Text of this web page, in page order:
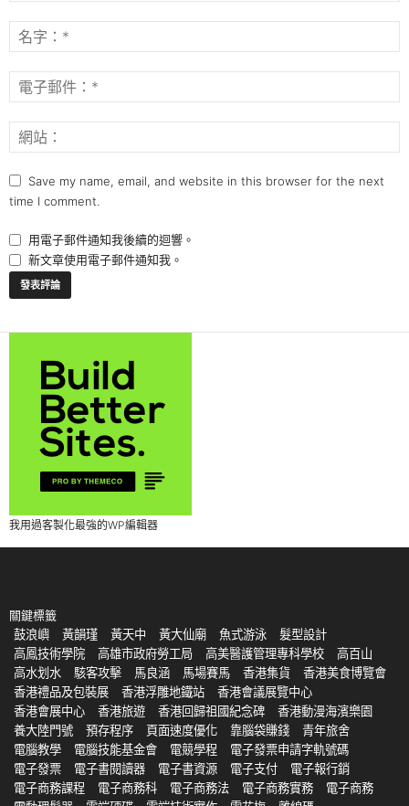
Save my name, email, and website in this browser for the next
time I comment.
用電子郵件通知我後續的迴響。
新文章使用電子郵件通知我。
我用過客製化最強的WP編輯器
關鍵標籤
鼓浪嶼
黃韻瑾 黃天中 黃大仙廟 魚式游泳
髮型設計
高鳳技術學院
高雄市政府勞工局 高美醫護管理專科學校
高百山
高水划水
駭客攻擊 馬良涵 馬場賽馬 香港集貨
香港美食博覽會
香港禮品及包裝展
香港浮雕地鐵站
香港會議展覽中心
香港會展中心
香港旅遊 香港回歸祖國紀念碑
香港動漫海濱樂園
養大陸門號
預存程序 頁面速度優化 靠腦袋賺錢
青年旅舍
電腦教學
電腦技能基金會 電競學程
電子發票申請字軌號碼
電子發票
電子書閱讀器 電子書資源 電子支付
電子報行銷
電子商務課程
電子商務科 電子商務法 電子商務實務
電子商務